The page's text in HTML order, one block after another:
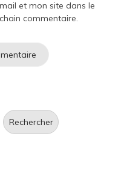
et mon site dans le
commentaire.
Rechercher